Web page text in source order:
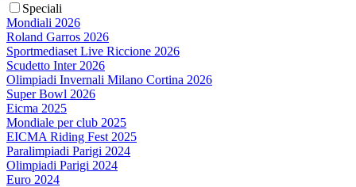
Speciali
Mondiali 2026
Roland Garros 2026
Sportmediaset Live Riccione 2026
Scudetto Inter 2026
Olimpiadi Invernali Milano Cortina 2026
Super Bowl 2026
Eicma 2025
Mondiale per club 2025
EICMA Riding Fest 2025
Paralimpiadi Parigi 2024
Olimpiadi Parigi 2024
Euro 2024